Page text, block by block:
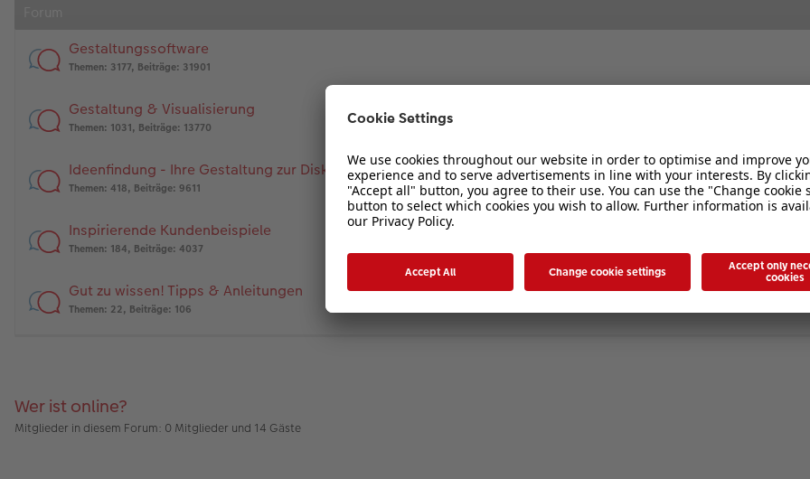
Gestaltungssoftware
Themen: 3177, Beiträge: 31901
Gestaltung & Visualisierung
Themen: 1031, Beiträge: 13770
Ideenfindung - Ihre Gestaltung zur Diskussion
Themen: 418, Beiträge: 9611
Inspirierende Kundenbeispiele
Themen: 184, Beiträge: 4037
Gut zu wissen! Tipps & Anleitungen
Themen: 22, Beiträge: 106
Wer ist online?
Mitglieder in diesem Forum: 0 Mitglieder und 14 Gäste